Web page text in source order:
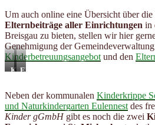
Um auch online eine Übersicht über die
Elternbeiträge aller Einrichtungen in
Breisgau zu bieten, stellen wir hier
Genehmigung der
Kinderbetreuungsangebot und den
Kinderbetreuungsangebot
Gutach
Elternbeiträge
Neben der kommunalen Kinderkrippe
und Naturkindergarten Eulennest des
Kinder gGmbHgibt es noch die zwei